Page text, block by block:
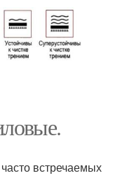
встречаемых